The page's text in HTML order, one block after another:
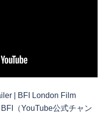
| BFI London Film
（YouTube公式チャン